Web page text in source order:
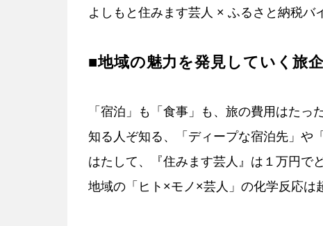
よしもと住みます芸人 × ふるさと納税バ
■地域の魅力を発見していく旅
「宿泊」も「食事」も、旅の費用はたっ
知る人ぞ知る、「ディープな宿泊先」や
はたして、『住みます芸人』は１万円で
地域の「ヒト×モノ×芸人」の化学反応は